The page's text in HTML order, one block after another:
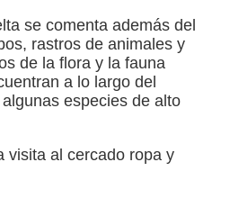
se comenta además del
rastros de animales y
de la flora y la fauna
a lo largo del
especies de alto
visita al cercado ropa y